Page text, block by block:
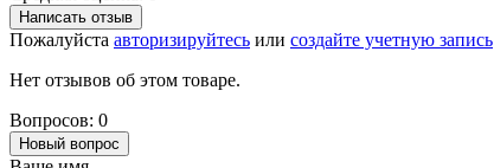
Написать отзыв
Пожалуйста авторизируйтесь или создайте учетную запись
Нет отзывов об этом товаре.
Вопросов: 0
Новый вопрос